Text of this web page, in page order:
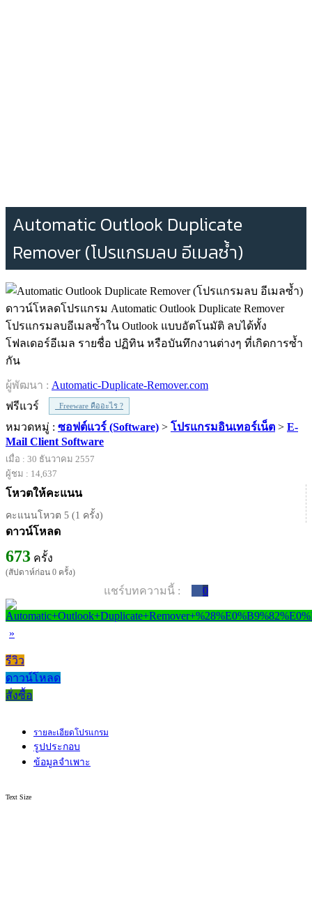
Automatic Outlook Duplicate
Remover (โปรแกรมลบ อีเมลซ้ำ)
ดาวน์โหลดโปรแกรม Automatic Outlook Duplicate Remover
โปรแกรมลบอีเมลซ้ำใน Outlook แบบอัตโนมัติ ลบได้ทั้ง
โฟลเดอร์อีเมล รายชื่อ ปฏิทิน หรือบันทึกงานต่างๆ ที่เกิดการซ้ำ
กัน
ผู้พัฒนา : Automatic-Duplicate-Remover.com
ฟรีแวร์
Freeware คืออะไร ?
หมวดหมู่ : ซอฟต์แวร์ (Software) > โปรแกรมอินเทอร์เน็ต > E-
Mail Client Software
เมื่อ : 30 ธันวาคม 2557
ผู้ชม : 14,637
โหวตให้คะแนน
คะแนนโหวต 5 (1 ครั้ง)
ดาวน์โหลด
673 ครั้ง
(สัปดาห์ก่อน 0 ครั้ง)
แชร์บทความนี้ : 0
»
รีวิว
ดาวน์โหลด
สั่งซื้อ
รายละเอียดโปรแกรม
รูปประกอบ
ข้อมูลจำเพาะ
Text Size